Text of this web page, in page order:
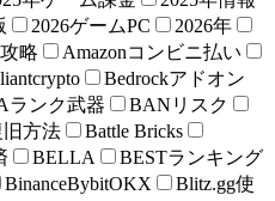
2026ゲームPC
2026年
略
Amazonコンビニ払い
Bedrockアドオン
ランク武器
BANリスク
旧方法
Battle Bricks
BELLA
BESTランキング
BinanceBybitOKX
Blitz.gg使